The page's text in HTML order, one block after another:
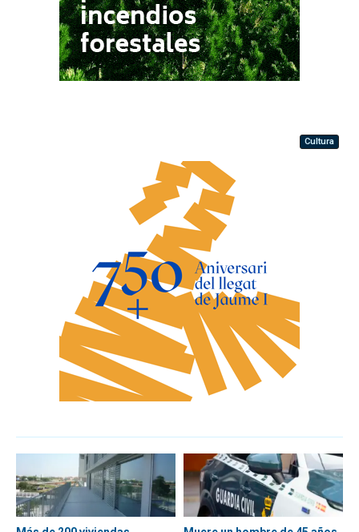
Cultura